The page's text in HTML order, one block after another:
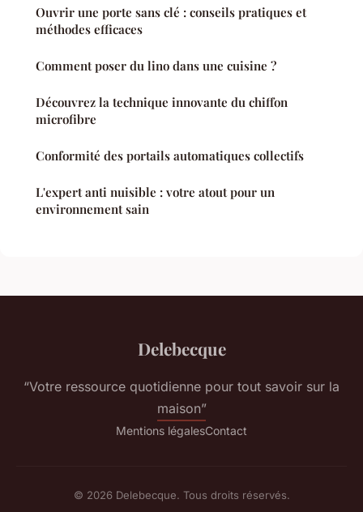
Ouvrir une porte sans clé : conseils pratiques et
méthodes efficaces
Comment poser du lino dans une cuisine ?
Découvrez la technique innovante du chiffon
microfibre
Conformité des portails automatiques collectifs
L'expert anti nuisible : votre atout pour un
environnement sain
Delebecque
“Votre ressource quotidienne pour tout savoir sur la
maison”
Mentions légalesContact
© 2026 Delebecque. Tous droits réservés.